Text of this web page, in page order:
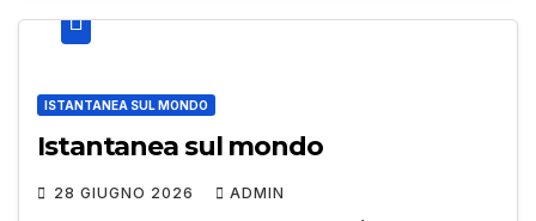
ISTANTANEA SUL MONDO
Istantanea sul mondo
28 GIUGNO 2026 ADMIN